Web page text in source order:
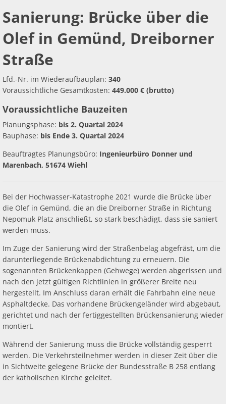
Bankverbindung/Lastschriftverfahren
Widerspruchsverfahren
Zahlen, Daten, Fakten
Brücke
über
die
Olef
Gemünd,
Dreiborner
Straße
Sanierung: Brücke über die
Olef in Gemünd, Dreiborner
Straße
Lfd.-Nr. im Wiederaufbauplan: 340
Voraussichtliche Gesamtkosten: 449.000 € (brutto)
Voraussichtliche Bauzeiten
Planungsphase: bis 2. Quartal 2024
Bauphase: bis Ende 3. Quartal 2024
Beauftragtes Planungsbüro: Ingenieurbüro Donner und
Marenbach, 51674 Wiehl
Bei der Hochwasser-Katastrophe 2021 wurde die Brücke über
die Olef in Gemünd, die an die Dreiborner Straße in Richtung
Nepomuk Platz anschließt, so stark beschädigt, dass sie saniert
werden muss.
Im Zuge der Sanierung wird der Straßenbelag abgefräst, um die
darunterliegende Brückenabdichtung zu erneuern. Die
sogenannten Brückenkappen (Gehwege) werden abgerissen und
nach den jetzt gültigen Richtlinien in größerer Breite neu
hergestellt. Im Anschluss daran erhält die Fahrbahn eine neue
Asphaltdecke. Das vorhandene Brückengeländer wird abgebaut,
gerichtet und nach der fertiggestellten Brückensanierung wieder
montiert.
Während der Sanierung muss die Brücke vollständig gesperrt
werden. Die Verkehrsteilnehmer werden in dieser Zeit über die
in Sichtweite gelegene Brücke der Bundesstraße B 258 entlang
der katholischen Kirche geleitet.